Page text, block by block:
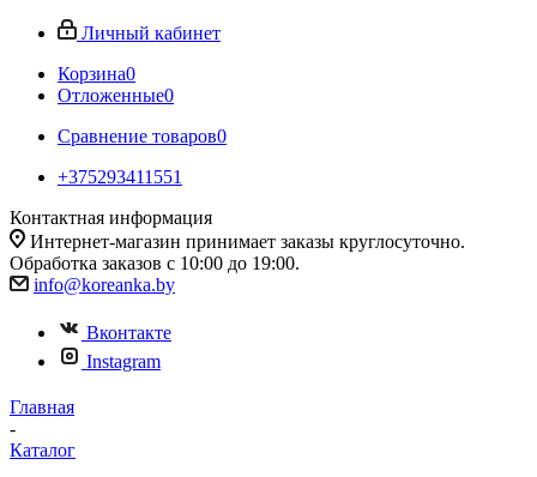
Личный кабинет
Корзина0
Отложенные0
Сравнение товаров0
+375293411551
Контактная информация
Интернет-магазин принимает заказы круглосуточно.
Обработка заказов с 10:00 до 19:00.
info@koreanka.by
Вконтакте
Instagram
Главная
-
Каталог